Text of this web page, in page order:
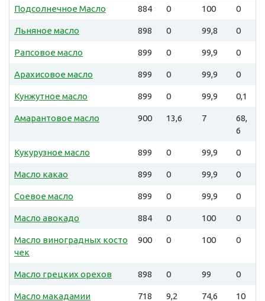
Подсолнечное Масло 884 0 100 0
Льняное масло 898 0 99,8 0
Рапсовое масло 899 0 99,9 0
Арахисовое масло 899 0 99,9 0
Кунжутное масло 899 0 99,9 0,1
Амарантовое масло 900 13,6 7
68,
6
Кукурузное масло 899 0 99,9 0
Масло какао 899 0 99,9 0
Соевое масло 899 0 99,9 0
Масло авокадо 884 0 100 0
Масло виноградных косто
чек
900 0 100 0
Масло грецких орехов 898 0 99 0
Масло макадамии 718 9,2 74,6 10